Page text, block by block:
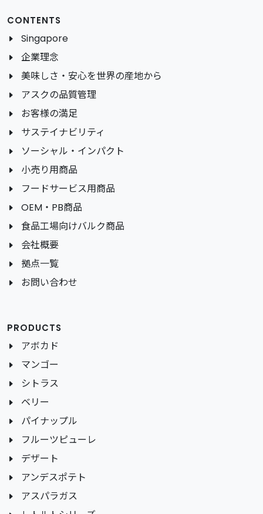
CONTENTS
Singapore
企業理念
美味しさ・安心を世界の産地から
アスクの品質管理
お客様の満足
サステイナビリティ
ソーシャル・インパクト
小売り用商品
フードサービス用商品
OEM・PB商品
食品工場向けバルク商品
会社概要
拠点一覧
お問い合わせ
PRODUCTS
アボカド
マンゴー
シトラス
ベリー
パイナップル
フルーツピューレ
デザート
アンデスポテト
アスパラガス